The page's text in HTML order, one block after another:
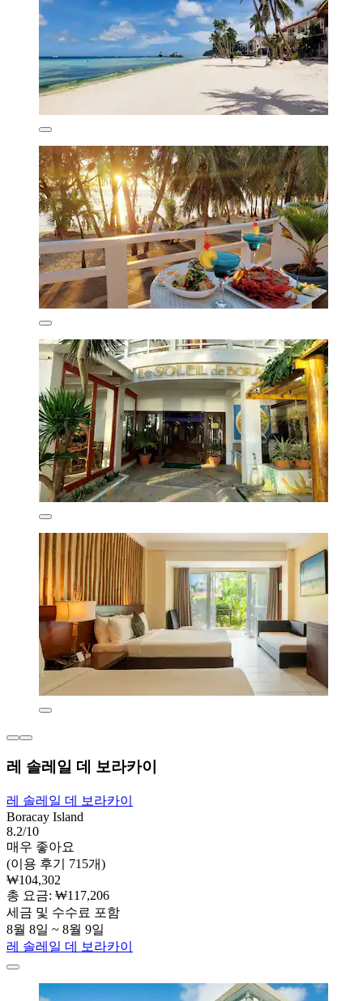
레 솔레일 데 보라카이
레 솔레일 데 보라카이
Boracay Island
8.2/10
매우 좋아요
(이용 후기 715개)
₩104,302
총 요금: ₩117,206
세금 및 수수료 포함
8월 8일 ~ 8월 9일
레 솔레일 데 보라카이